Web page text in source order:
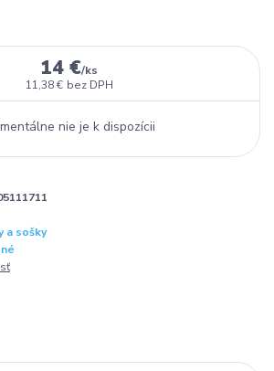
14 €/ks
11,38 € bez DPH
nie je k dispozícii
a sošky